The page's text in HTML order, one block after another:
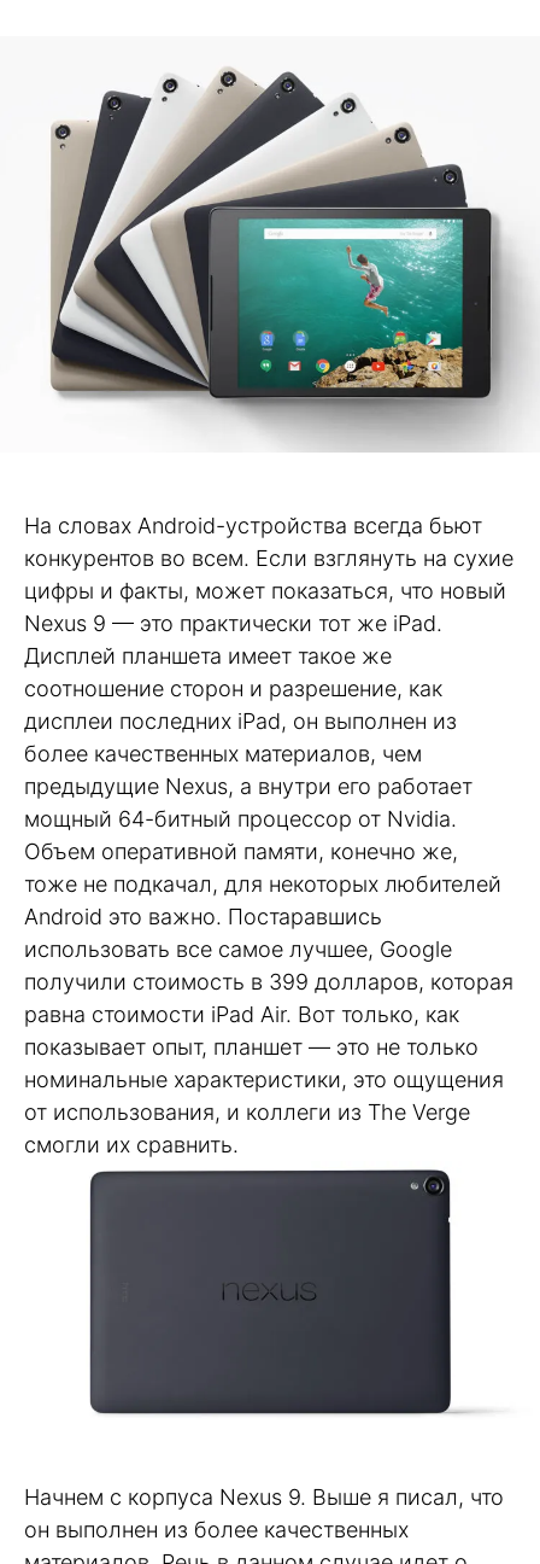
На словах Android-устройства всегда бьют
конкурентов во всем. Если взглянуть на сухие
цифры и факты, может показаться, что новый
Nexus 9 — это практически тот же iPad.
Дисплей планшета имеет такое же
соотношение сторон и разрешение, как
дисплеи последних iPad, он выполнен из
более качественных материалов, чем
предыдущие Nexus, а внутри его работает
мощный 64-битный процессор от Nvidia.
Объем оперативной памяти, конечно же,
тоже не подкачал, для некоторых любителей
Android это важно. Постаравшись
использовать все самое лучшее, Google
получили стоимость в 399 долларов, которая
равна стоимости iPad Air. Вот только, как
показывает опыт, планшет — это не только
номинальные характеристики, это ощущения
от использования, и коллеги из The Verge
смогли их сравнить.
Начнем с корпуса Nexus 9. Выше я писал, что
он выполнен из более качественных